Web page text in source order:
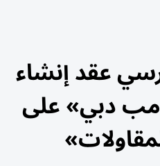
عقد إنشاء
دبي» على